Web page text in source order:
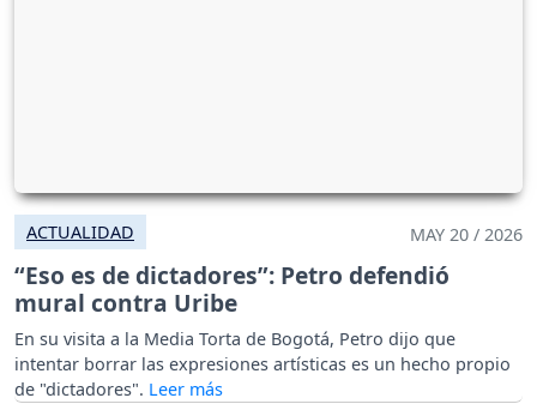
ACTUALIDAD MAY 20 / 2026
“Eso es de dictadores”: Petro defendió
mural contra Uribe
En su visita a la Media Torta de Bogotá, Petro dijo que
intentar borrar las expresiones artísticas es un hecho propio
de "dictadores".